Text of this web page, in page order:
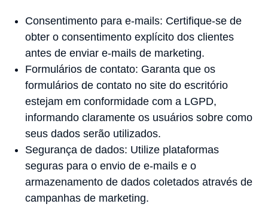
Consentimento para e-mails: Certifique-se de
obter o consentimento explícito dos clientes
antes de enviar e-mails de marketing.
Formulários de contato: Garanta que os
formulários de contato no site do escritório
estejam em conformidade com a LGPD,
informando claramente os usuários sobre como
seus dados serão utilizados.
Segurança de dados: Utilize plataformas
seguras para o envio de e-mails e o
armazenamento de dados coletados através de
campanhas de marketing.